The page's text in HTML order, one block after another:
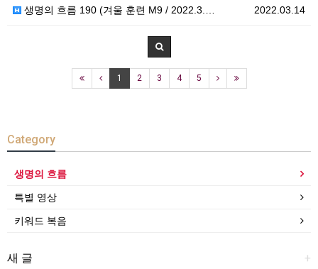
2022.03.14
생명의 흐름 190 (겨울 훈련 M9 / 2022.3.…
1 2 3 4 5
Category
생명의 흐름
특별 영상
키워드 복음
+
새 글